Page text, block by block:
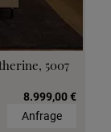
5007
8.999,00 €
Anfrage